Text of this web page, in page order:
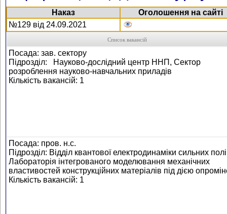
Наказ
Оголошення на сайті
№129 від 24.09.2021
Список вакансій
Посада: зав. сектору
Підрозділ: Науково-дослідний центр ННП, Сектор
розроблення науково-навчальних приладів
Кількість вакансій: 1
Посада: пров. н.с.
Підрозділ: Відділ квантової електродинаміки сильних
Лабораторія інтегрованого моделювання механічних
властивостей конструкційних матеріалів під дією
Кількість вакансій: 1